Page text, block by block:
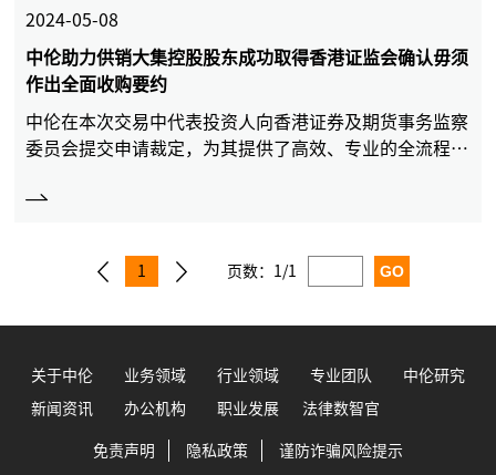
2024-05-08
中伦助力供销大集控股股东成功取得香港证监会确认毋须
作出全面收购要约
中伦在本次交易中代表投资人向香港证券及期货事务监察
委员会提交申请裁定，为其提供了高效、专业的全流程法
1 页数： 1/1
关于中伦 业务领域 行业领域 专业团队 中伦研究
新闻资讯 办公机构 职业发展 法律数智官
免责声明 隐私政策 谨防诈骗风险提示